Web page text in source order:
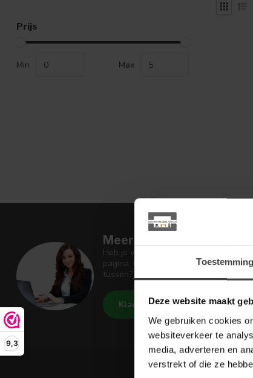
Toestemming
Deze website maakt
We gebruiken cookies
websiteverkeer te
media, adverteren en
verstrekt of die ze
9,3
Prijs
Min Max
Meer informatie
Heb je vragen over onze artikelen of
pagina. Daar staan antwoorden op
tussen? Dan staat er ook vermeld hoe
Klantenservice De